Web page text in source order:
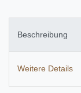
Beschreibung
Weitere Details